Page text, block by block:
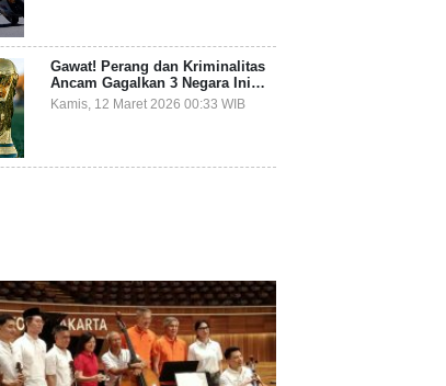
Gawat! Perang dan Kriminalitas
Ancam Gagalkan 3 Negara Ini
Ikut Piala Dunia 2026
Kamis, 12 Maret 2026 00:33 WIB